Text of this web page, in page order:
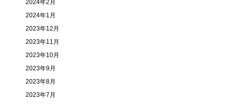
2024年2月
2024年1月
2023年12月
2023年11月
2023年10月
2023年9月
2023年8月
2023年7月